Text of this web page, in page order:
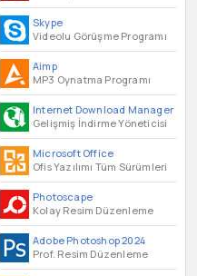
Skype
Videolu Görüşme Programı
Aimp
MP3 Oynatma Programı
Internet Download Manager
Gelişmiş İndirme Yöneticisi
Microsoft Office
Ofis Yazılımı Tüm Sürümleri
Photoscape
Kolay Resim Düzenleme
Adobe Photoshop 2024
Prof. Resim Düzenleme